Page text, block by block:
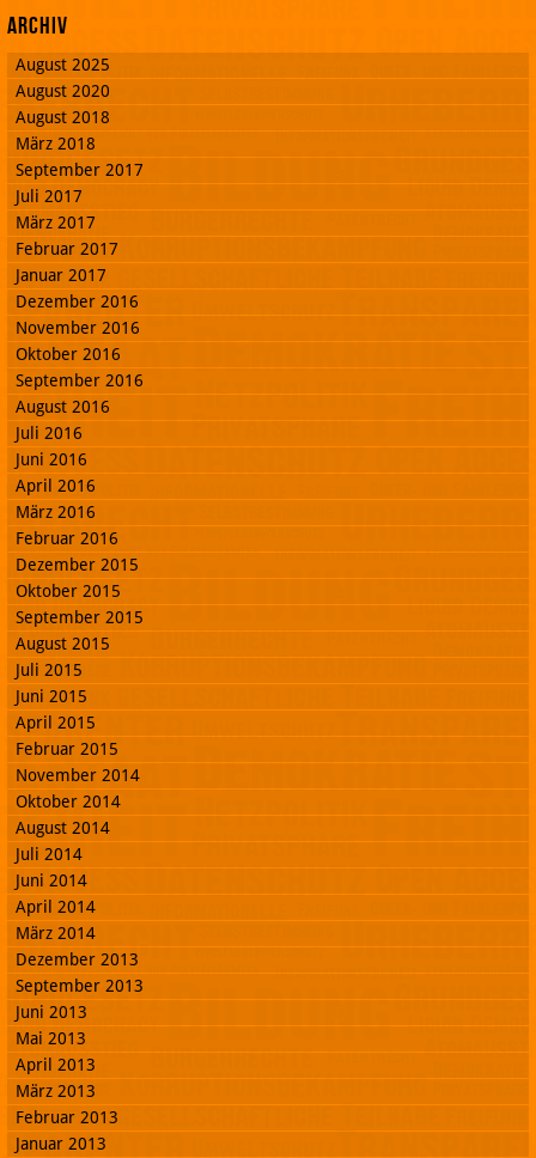
Archiv
August 2025
August 2020
August 2018
März 2018
September 2017
Juli 2017
März 2017
Februar 2017
Januar 2017
Dezember 2016
November 2016
Oktober 2016
September 2016
August 2016
Juli 2016
Juni 2016
April 2016
März 2016
Februar 2016
Dezember 2015
Oktober 2015
September 2015
August 2015
Juli 2015
Juni 2015
April 2015
Februar 2015
November 2014
Oktober 2014
August 2014
Juli 2014
Juni 2014
April 2014
März 2014
Dezember 2013
September 2013
Juni 2013
Mai 2013
April 2013
März 2013
Februar 2013
Januar 2013